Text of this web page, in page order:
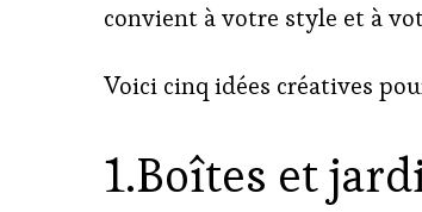
convient à votre style et à
Voici cinq idées créatives
1.Boîtes et